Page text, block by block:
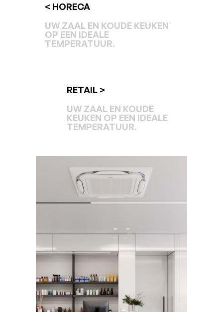
< HORECA
UW ZAAL EN KOUDE KEUKEN
OP EEN IDEALE
TEMPERATUUR.
RETAIL >
UW ZAAL EN KOUDE
KEUKEN OP EEN IDEALE
TEMPERATUUR.